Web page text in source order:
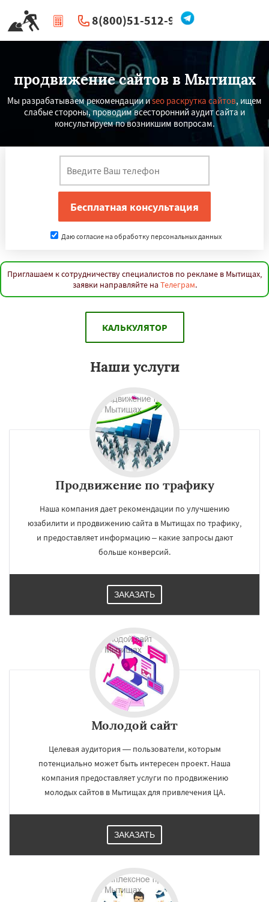
8(800)51-512-96
| Перезвоните мне
продвижение сайтов в Мытищах
Мы разрабатываем рекомендации иseo раскрутка сайтов, ищем
слабые стороны, проводим всесторонний аудит сайта и
консультируем по возникшим вопросам.
Даю согласие на обработку персональных данных
Приглашаем к сотрудничеству специалистов по рекламе в Мытищах,
заявки направляйте на Телеграм.
КАЛЬКУЛЯТОР
Наши услуги
Продвижение по трафику
Наша компания дает рекомендации по улучшению
юзабилити и продвижению сайта в Мытищах по трафику,
и предоставляет информацию – какие запросы дают
больше конверсий.
ЗАКАЗАТЬ
Молодой сайт
Целевая аудитория — пользователи, которым
потенциально может быть интересен проект. Наша
компания предоставляет услуги по продвижению
молодых сайтов в Мытищах для привлечения ЦА.
ЗАКАЗАТЬ